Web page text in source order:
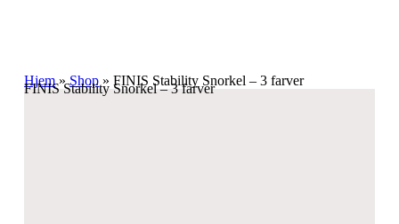
Hjem»Shop »FINIS Stability Snorkel – 3 farver
FINIS Stability Snorkel – 3 farver